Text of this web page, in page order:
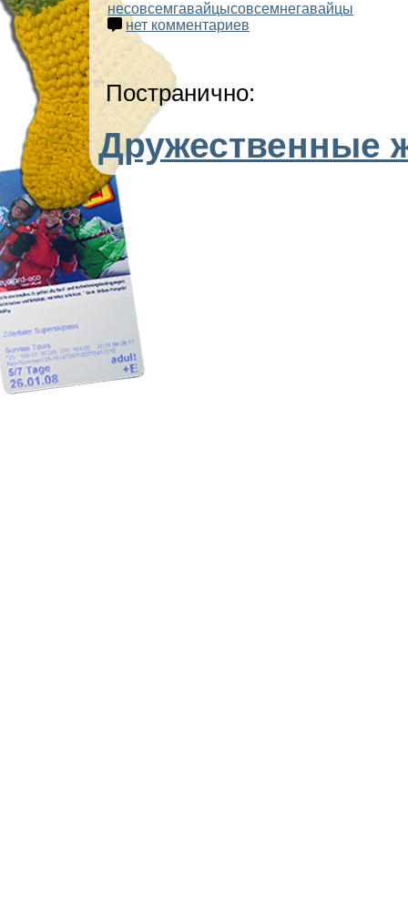
несовсемгавайцысовсемнегавайцы
нет комментариев
Постранично:
Дружественные